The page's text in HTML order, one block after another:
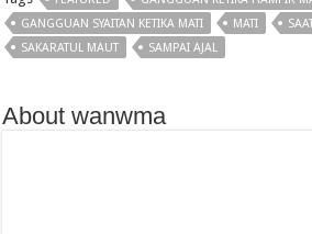
GANGGUAN SYAITAN KETIKA MATI
MATI
SAKARATUL MAUT
SAMPAI AJAL
About wanwma